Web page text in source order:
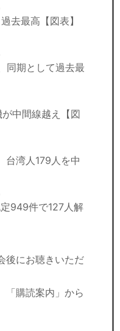
去最高【図表】
同期として過去最
が中間線越え【図
台湾人179人を中
949件で127人解
後にお聴きいただ
「購読案内」から